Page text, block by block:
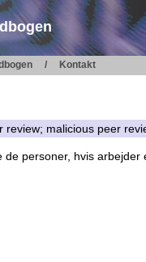
Kontakt
review; malicious peer
de personer, hvis